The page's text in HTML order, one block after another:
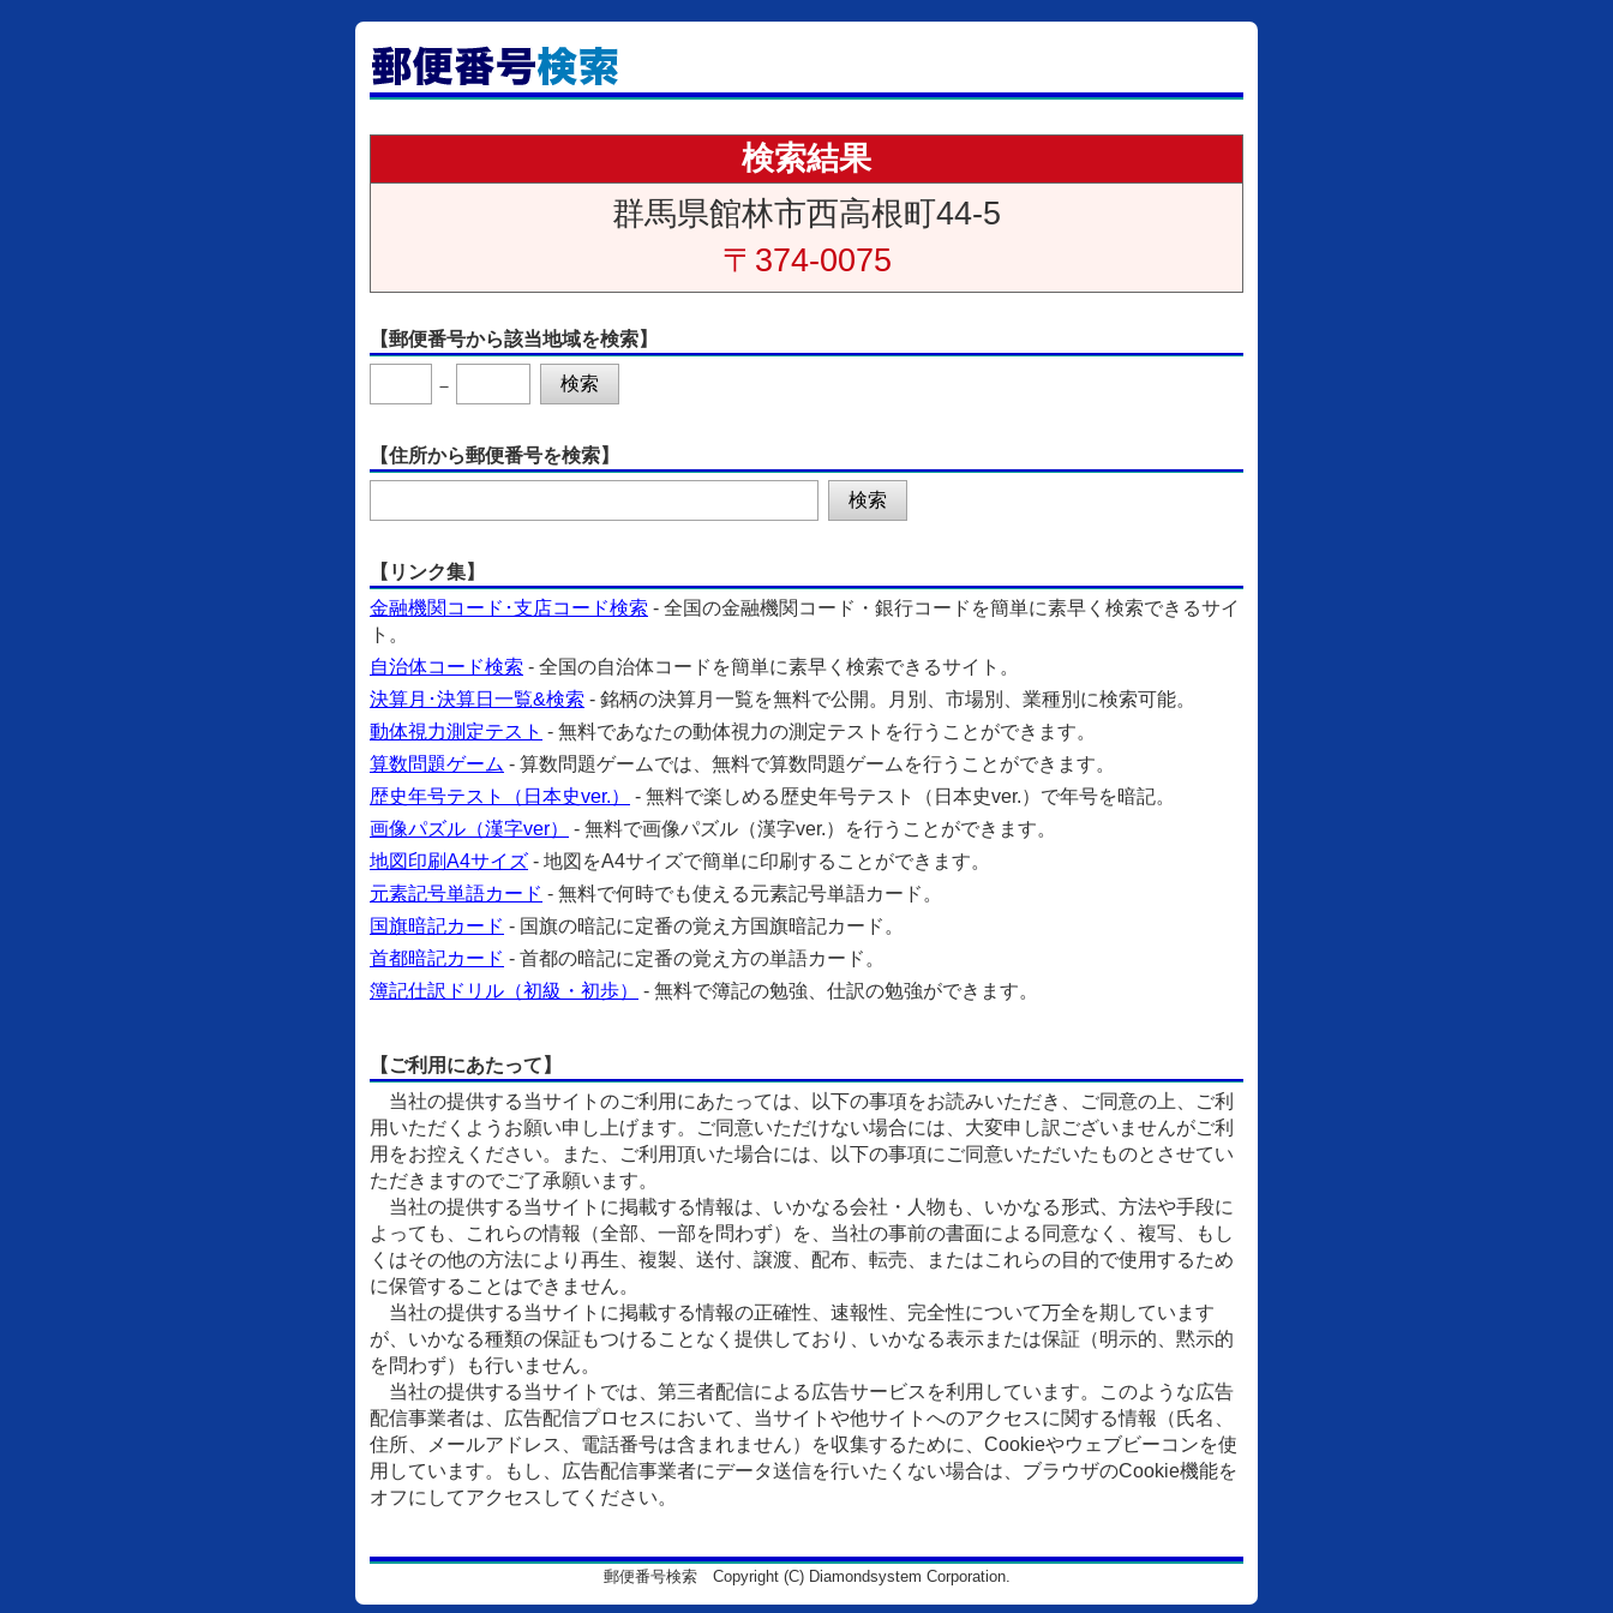
検索結果
群馬県館林市西高根町44-5
〒374-0075
【郵便番号から該当地域を検索】
－
【住所から郵便番号を検索】
【リンク集】
金融機関コード･支店コード検索 - 全国の金融機関コード・銀行コードを簡単に素早く検索できるサイ
ト。
自治体コード検索 - 全国の自治体コードを簡単に素早く検索できるサイト。
決算月･決算日一覧&検索 - 銘柄の決算月一覧を無料で公開。月別、市場別、業種別に検索可能。
動体視力測定テスト - 無料であなたの動体視力の測定テストを行うことができます。
算数問題ゲーム - 算数問題ゲームでは、無料で算数問題ゲームを行うことができます。
歴史年号テスト（日本史ver.）
- 無料で楽しめる歴史年号テスト（日本史ver.）で年号を暗記。
画像パズル（漢字ver）
- 無料で画像パズル（漢字ver.）を行うことができます。
地図印刷A4サイズ - 地図をA4サイズで簡単に印刷することができます。
元素記号単語カード - 無料で何時でも使える元素記号単語カード。
国旗暗記カード - 国旗の暗記に定番の覚え方国旗暗記カード。
首都暗記カード - 首都の暗記に定番の覚え方の単語カード。
簿記仕訳ドリル（初級・初歩）
- 無料で簿記の勉強、仕訳の勉強ができます。
【ご利用にあたって】
当社の提供する当サイトのご利用にあたっては、以下の事項をお読みいただき、ご同意の上、ご利
用いただくようお願い申し上げます。ご同意いただけない場合には、大変申し訳ございませんがご利
用をお控えください。また、ご利用頂いた場合には、以下の事項にご同意いただいたものとさせてい
ただきますのでご了承願います。
当社の提供する当サイトに掲載する情報は、いかなる会社・人物も、いかなる形式、方法や手段に
よっても、これらの情報（全部、一部を問わず）を、当社の事前の書面による同意なく、複写、もし
くはその他の方法により再生、複製、送付、譲渡、配布、転売、またはこれらの目的で使用するため
に保管することはできません。
当社の提供する当サイトに掲載する情報の正確性、速報性、完全性について万全を期しています
が、いかなる種類の保証もつけることなく提供しており、いかなる表示または保証（明示的、黙示的
を問わず）も行いません。
当社の提供する当サイトでは、第三者配信による広告サービスを利用しています。このような広告
配信事業者は、広告配信プロセスにおいて、当サイトや他サイトへのアクセスに関する情報（氏名、
住所、メールアドレス、電話番号は含まれません）を収集するために、Cookieやウェブビーコンを使
用しています。もし、広告配信事業者にデータ送信を行いたくない場合は、ブラウザのCookie機能を
オフにしてアクセスしてください。
郵便番号検索 Copyright (C) Diamondsystem Corporation.